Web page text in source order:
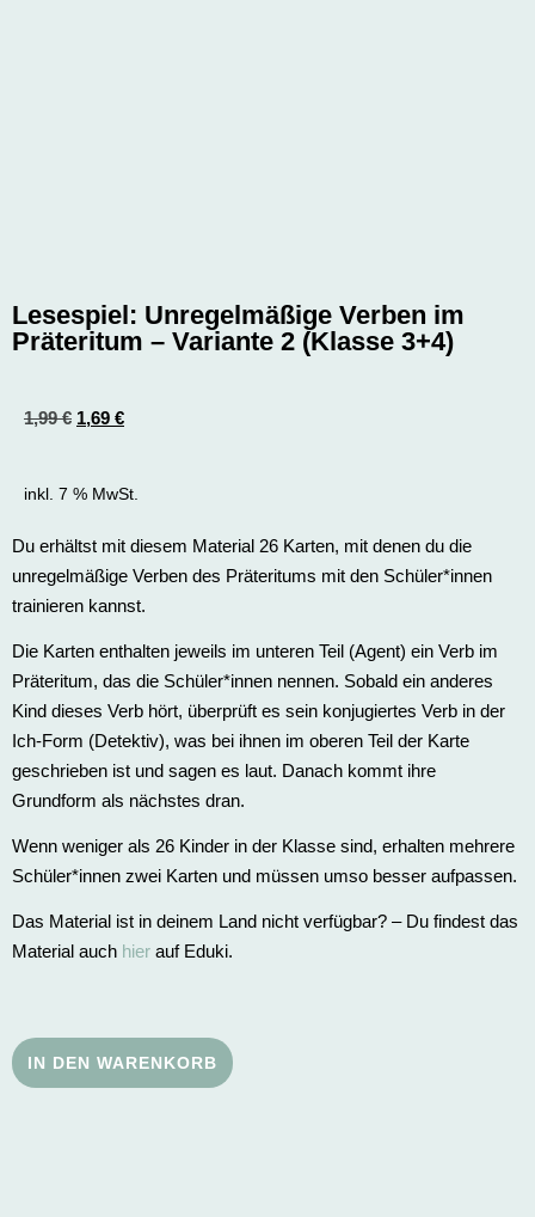
Lesespiel: Unregelmäßige Verben im
Präteritum – Variante 2 (Klasse 3+4)
1,99€ 1,69 €
inkl. 7 % MwSt.
Du erhältst mit diesem Material 26 Karten, mit denen du die
unregelmäßige Verben des Präteritums mit den Schüler*innen
trainieren kannst.
Die Karten enthalten jeweils im unteren Teil (Agent) ein Verb im
Präteritum, das die Schüler*innen nennen. Sobald ein anderes
Kind dieses Verb hört, überprüft es sein konjugiertes Verb in der
Ich-Form (Detektiv), was bei ihnen im oberen Teil der Karte
geschrieben ist und sagen es laut. Danach kommt ihre
Grundform als nächstes dran.
Wenn weniger als 26 Kinder in der Klasse sind, erhalten mehrere
Schüler*innen zwei Karten und müssen umso besser aufpassen.
Das Material ist in deinem Land nicht verfügbar? – Du findest das
Material auch hier auf Eduki.
IN DEN WARENKORB